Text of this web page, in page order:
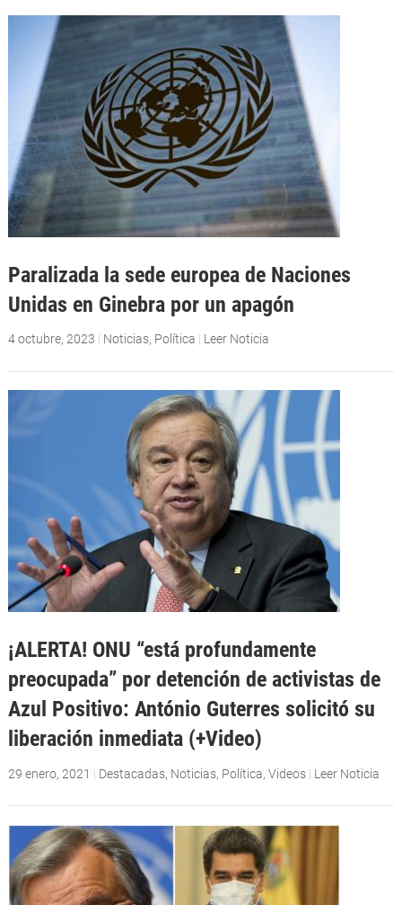
Paralizada la sede europea de Naciones
Unidas en Ginebra por un apagón
4 octubre, 2023 | Noticias, Política | Leer Noticia
¡ALERTA! ONU “está profundamente
preocupada” por detención de activistas de
Azul Positivo: António Guterres solicitó su
liberación inmediata (+Video)
29 enero, 2021 | Destacadas, Noticias, Política, Videos | Leer Noticia